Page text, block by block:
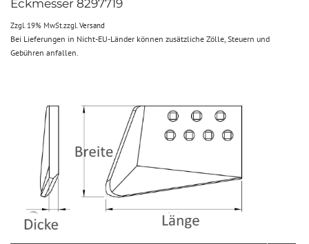
Eckmesser 8297719
Zzgl. 19% MwSt.zzgl.Versand
Bei Lieferungen in Nicht-EU-Länder können zusätzliche Zölle, Steuern und
Gebühren anfallen.